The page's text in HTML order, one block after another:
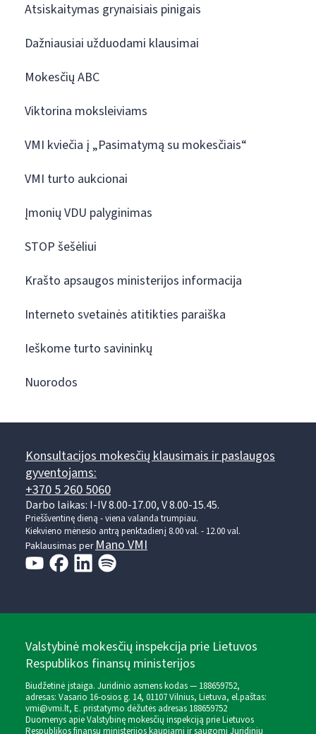
Atsiskaitymas grynaisiais pinigais
Dažniausiai užduodami klausimai
Mokesčių ABC
Viktorina moksleiviams
VMI kviečia į „Pasimatymą su mokesčiais“
VMI turto aukcionai
Įmonių VDU palyginimas
STOP šešėliui
Krašto apsaugos ministerijos informacija
Interneto svetainės atitikties paraiška
Ieškome turto savininkų
Nuorodos
Konsultacijos mokesčių klausimais ir paslaugos
gyventojams:
+370 5 260 5060
Darbo laikas: I-IV 8.00-17.00, V 8.00-15.45.
Prieššventinę dieną - viena valanda trumpiau.
Kiekvieno mėnesio antrą penktadienį 8.00 val. - 12.00 val.
Paklausimas perMano VMI
Valstybinė mokesčių inspekcija prie Lietuvos
Respublikos finansų ministerijos
Biudžetinė įstaiga. Juridinio asmens kodas — 188659752,
adresas: Vasario 16-osios g. 14, 01107 Vilnius, Lietuva, el.paštas:
vmi@vmi.lt, E. pristatymo dėžutės adresas 188659752
Duomenys apie Valstybinę mokesčių inspekciją prie Lietuvos
Respublikos finansų ministerijos kaupiami ir saugomi Juridinių